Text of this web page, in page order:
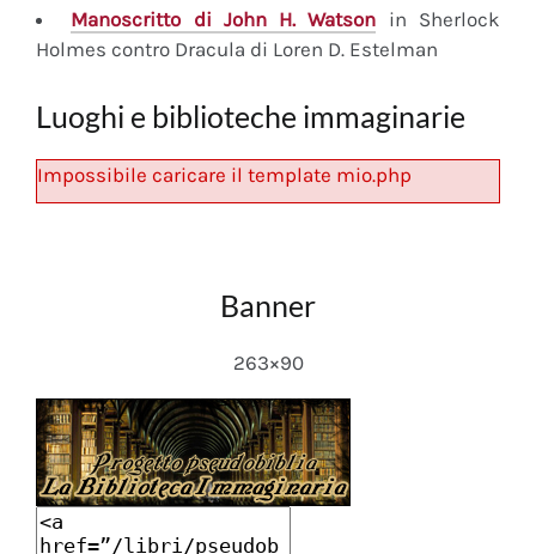
Manoscritto di John H. Watson in Sherlock
Holmes contro Dracula di Loren D. Estelman
Luoghi e biblioteche immaginarie
Impossibile caricare il template mio.php
Banner
263×90